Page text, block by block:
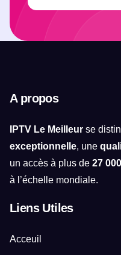
A propos
IPTV Le Meilleur se
exceptionnelle, une
un accès à plus de 27
à l’échelle mondiale.
Liens Utiles
Acceuil